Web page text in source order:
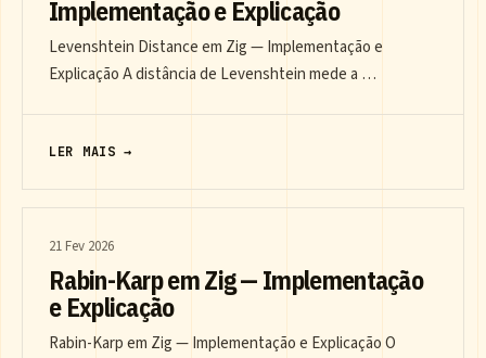
Implementação e Explicação
Levenshtein Distance em Zig — Implementação e
Explicação A distância de Levenshtein mede a …
LER MAIS →
21 Fev 2026
Rabin-Karp em Zig — Implementação
e Explicação
Rabin-Karp em Zig — Implementação e Explicação O